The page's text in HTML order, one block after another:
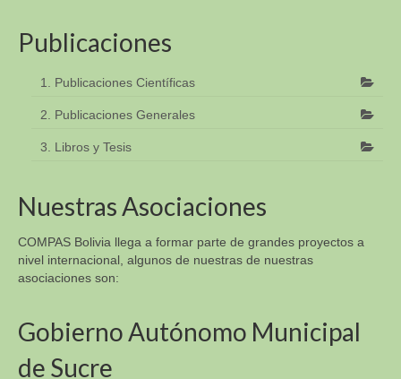
Publicaciones
1. Publicaciones Científicas
2. Publicaciones Generales
3. Libros y Tesis
Nuestras Asociaciones
COMPAS Bolivia llega a formar parte de grandes proyectos a
nivel internacional, algunos de nuestras de nuestras
asociaciones son:
Gobierno Autónomo Municipal
de Sucre